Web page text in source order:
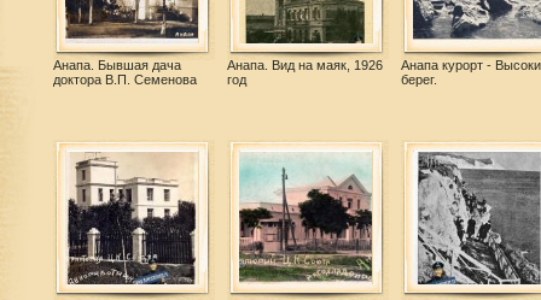
Анапа. Бывшая дача
доктора В.П. Семенова
Анапа. Вид на маяк, 1926
год
Анапа курорт -
берег.